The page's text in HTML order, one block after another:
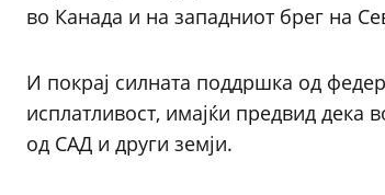
во Канада и на западниот брег на
И покрај силната поддршка од
исплатливост, имајќи предвид дека
од САД и други земји.